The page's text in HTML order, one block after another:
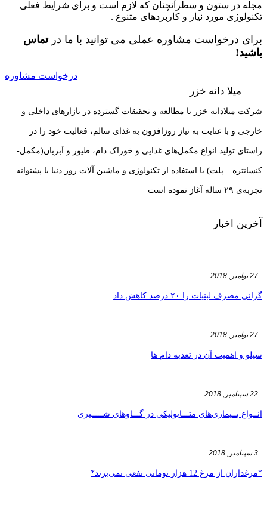
مجله در ستون و سطرآنچنان که لازم است و برای شرایط فعلی
تکنولوژی مورد نیاز و کاربردهای متنوع .
برای درخواست مشاوره عملی می توانید با ما درتماس
باشید!
درخواست مشاوره
میلا دانه خزر
شرکت میلادانه خزر با مطالعه و تحقیقات گسترده در بازارهای داخلی و
خارجی و با عنایت به نیاز روزافزون به غذای سالم، فعالیت خود را در
راستای تولید انواع مکمل‌های غذایی و خوراک دام، طیور و آبزیان(مکمل-
کنسانتره – پلت) با استفاده از تکنولوژی و ماشین آلات روز دنیا با پشتوانه
تجربه‌ی ۲۹ ساله آغاز نموده است
آخرین اخبار
27 نوامبر, 2018
گرانی مصرف لبنیات را ۲۰ درصد کاهش داد
27 نوامبر, 2018
سیلو و اهمیت آن در تغذیه دام ها
22 سپتامبر, 2018
انــواع بــیماری‌های متـــابولیکی در گـــاوهای شـــــیری
3 سپتامبر, 2018
*مرغداران از مرغ 12 هزار تومانی نفعی نمی‌برند*